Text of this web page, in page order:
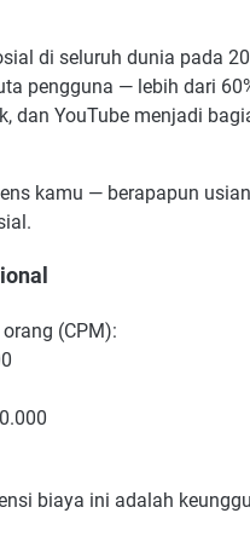
di seluruh dunia pada
pengguna — lebih dari
dan YouTube menjadi
kamu — berapapun
(CPM):
biaya ini adalah